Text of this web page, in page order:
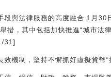
與法律服務的高度融合:1月30
，其中包括加快推進“城市法
31]
機制，堅持不懈抓好虛擬貨幣“